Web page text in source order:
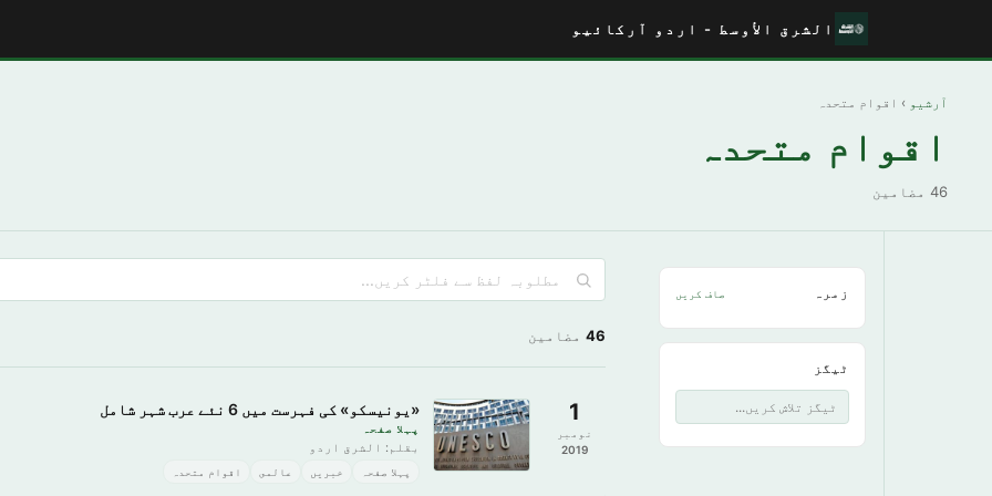
الشرق الأوسط - اردو آرکائیو
آرشیو › اقوام متحدہ
اقوام متحدہ
46 مضامین
زمرہ صاف کریں
ٹیگز
46 مضامین
1
نومبر
2019
«یونیسکو» کی فہرست میں 6 نئے عرب شہر شامل
پہلا صفحہ
بقلم: الشرق اردو
پہلا صفحہ خبريں عالمى اقوام متحدہ